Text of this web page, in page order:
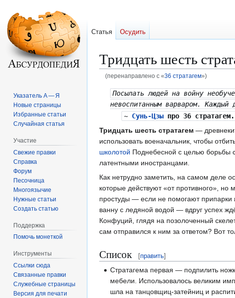
Тридцать шесть
(перенаправлено с «36 стратагем»)
Перейти
навигации
Перейти
Посылать людей на войну
невоспитанным варваром. Каждый
~ Сунь-Цзыпро 36 стратагем.
Тридцать шесть стратагем —
использовать военачальник, чтобы
школотой Поднебесной с целью борьбы
латентными иностранцами.
Как нетрудно заметить, на самом деле
которые действуют «от противного», но
простуды — если не помогают припарки
ванну с ледяной водой — вдруг успех
Конфуций, глядя на позолоченный
сам отправился к ним за ответом? Вот
Список [править]
Стратагема первая — подпилить
мебели. Использовалось великим
шла на танцовщиц-затейниц и
Статья Осудить
Указатель А — Я
Новые страницы
Избранные статьи
Случайная статья
Участие
Свежие правки
Справка
Форум
Песочница
Многоязычие
Нужные статьи
Создать статью
Поддержка
Помочь монеткой
Инструменты
Ссылки сюда
Связанные правки
Служебные страницы
Версия для печати